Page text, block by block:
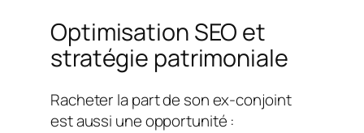
Optimisation SEO et
stratégie patrimoniale
Racheter la part de son ex-conjoint
est aussi une opportunité :